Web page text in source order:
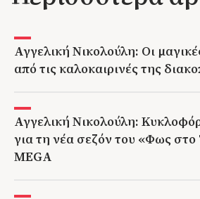
Αγγελική Νικολούλη: Οι
από τις καλοκαιρινές της
Αγγελική Νικολούλη:
για τη νέα σεζόν του «Φως
MEGA